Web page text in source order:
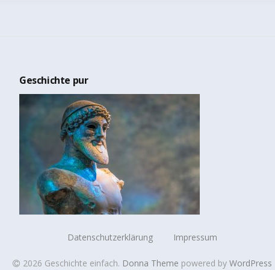
Geschichte pur
Datenschutzerklärung Impressum
2026 Geschichte einfach. Donna Theme powered by WordPress